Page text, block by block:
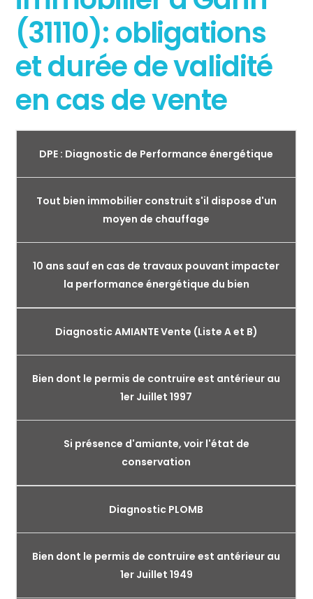
(31110): obligations
et durée de validité
en cas de vente
DPE : Diagnostic de Performance énergétique
Tout bien immobilier construit s'il dispose d'un
moyen de chauffage
10 ans sauf en cas de travaux pouvant impacter
la performance énergétique du bien
Diagnostic AMIANTE Vente (Liste A et B)
Bien dont le permis de contruire est antérieur au
1er Juillet 1997
Si présence d'amiante, voir l'état de
conservation
Diagnostic PLOMB
Bien dont le permis de contruire est antérieur au
1er Juillet 1949